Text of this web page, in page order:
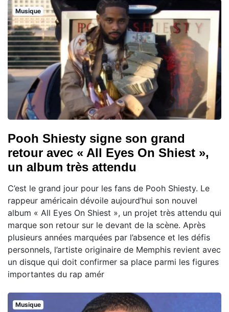
Musique
Pooh Shiesty signe son grand
retour avec « All Eyes On Shiest »,
un album très attendu
C’est le grand jour pour les fans de Pooh Shiesty. Le
rappeur américain dévoile aujourd’hui son nouvel
album « All Eyes On Shiest », un projet très attendu qui
marque son retour sur le devant de la scène. Après
plusieurs années marquées par l’absence et les défis
personnels, l’artiste originaire de Memphis revient avec
un disque qui doit confirmer sa place parmi les figures
importantes du rap amér
Musique